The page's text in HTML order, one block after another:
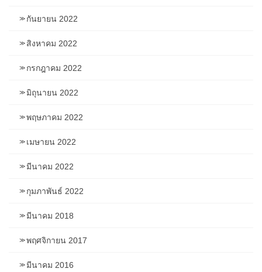
กันยายน 2022
สิงหาคม 2022
กรกฎาคม 2022
มิถุนายน 2022
พฤษภาคม 2022
เมษายน 2022
มีนาคม 2022
กุมภาพันธ์ 2022
มีนาคม 2018
พฤศจิกายน 2017
มีนาคม 2016